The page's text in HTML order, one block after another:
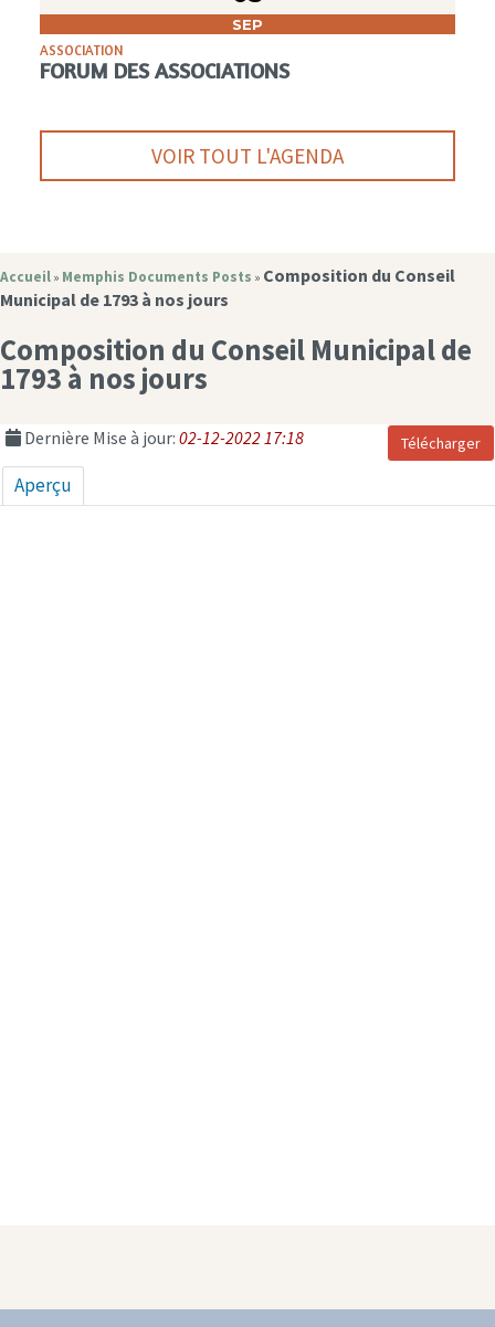
SEP
ASSOCIATION
FORUM DES ASSOCIATIONS
VOIR TOUT L'AGENDA
Accueil » Memphis Documents Posts » Composition du Conseil
Municipal de 1793 à nos jours
Composition du Conseil Municipal de
1793 à nos jours
Télécharger
Dernière Mise à jour: 02-12-2022 17:18
Aperçu